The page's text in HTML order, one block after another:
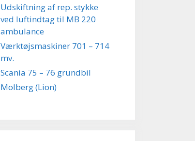
Udskiftning af rep. stykke
ved luftindtag til MB 220
ambulance
Værktøjsmaskiner 701 – 714
mv.
Scania 75 – 76 grundbil
Molberg (Lion)